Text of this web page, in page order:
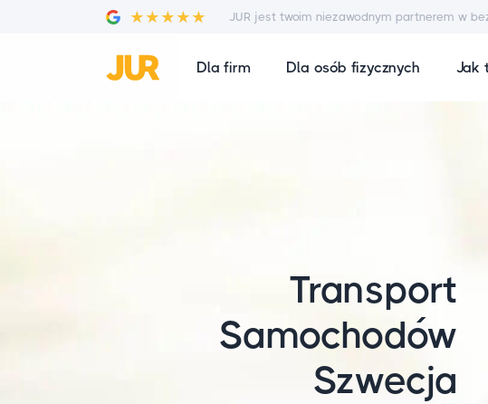
JUR jest twoim niezawodnym partnerem w
Dla firm Dla osób fizycznych Jak
Transport
Samochodów
Szwecja